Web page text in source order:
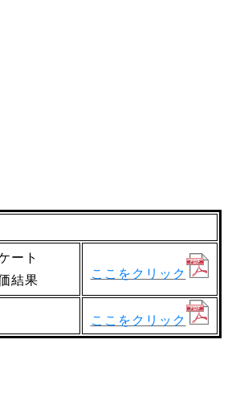
ート
結果
ここをクリック
ここをクリック